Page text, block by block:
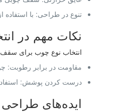
تنوع در طراحی: با
نکات مهم در
انتخاب نوع چوب برای سقف
مقاومت در برابر رطوبت:
درست کردن پوشش:
ایده‌های